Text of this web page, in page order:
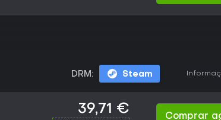
DRM: Steam
39,71 €
Comprar